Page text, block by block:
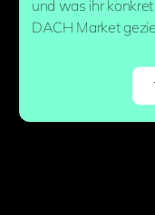
und was ihr
DACH Market